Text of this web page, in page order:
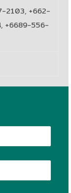
2103, +662-
+6689-556-